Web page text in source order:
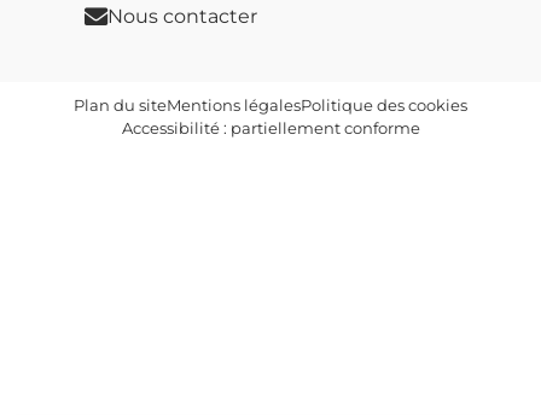
Nous contacter
Plan du siteMentions légalesPolitique des cookies
Accessibilité : partiellement conforme